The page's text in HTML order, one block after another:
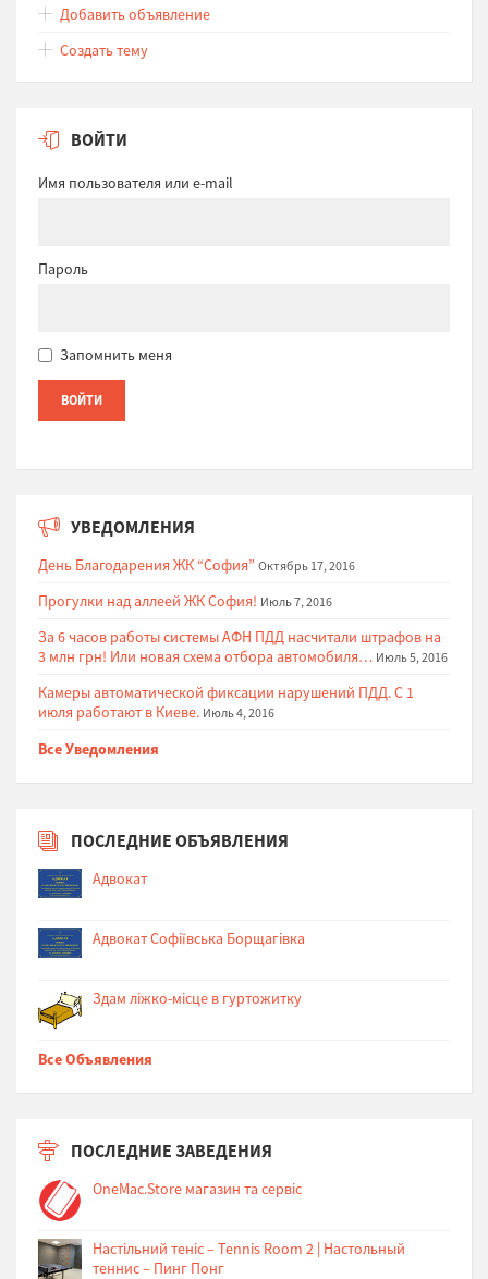
Добавить объявление
Создать тему
ВОЙТИ
Имя пользователя или e-mail
Пароль
Запомнить меня
УВЕДОМЛЕНИЯ
День Благодарения ЖК “София” Октябрь 17, 2016
Прогулки над аллеей ЖК София! Июль 7, 2016
За 6 часов работы системы АФН ПДД насчитали штрафов на
3 млн грн! Или новая схема отбора автомобиля… Июль 5, 2016
Камеры автоматической фиксации нарушений ПДД. С 1
июля работают в Киеве. Июль 4, 2016
Все Уведомления
ПОСЛЕДНИЕ ОБЪЯВЛЕНИЯ
Адвокат
Адвокат Софіївська Борщагівка
Здам ліжко-місце в гуртожитку
Все Объявления
ПОСЛЕДНИЕ ЗАВЕДЕНИЯ
OneMac.Store магазин та сервіс
Настільний теніс – Tennis Room 2 | Настольный
теннис – Пинг Понг